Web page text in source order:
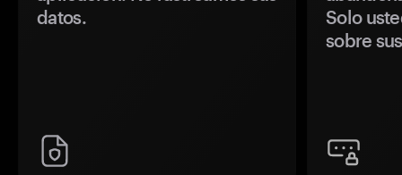
datos.
Solo
sobre